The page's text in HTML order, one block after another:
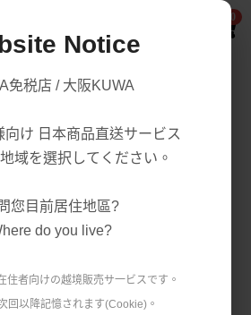
Notice
免税店 / 大阪KUWA
向け 日本商品直送サービス
域を選択してください。
您目前居住地區?
do you live?
住者向けの越境販売サ一ビスです。
回以降記憶されます(Cookie)。
0
×
商品分類